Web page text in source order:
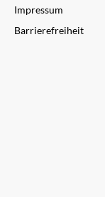
Impressum
Barrierefreiheit